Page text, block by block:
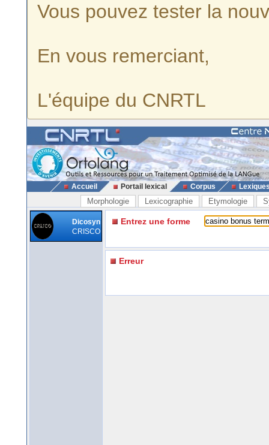
Vous pouvez tester la
En vous remerciant,
L'équipe du CNRTL
Accueil Portail lexical Corpus
Morphologie Lexicographie Etymologie
Dicosyn
CRISCO
Entrez une forme
Erreur